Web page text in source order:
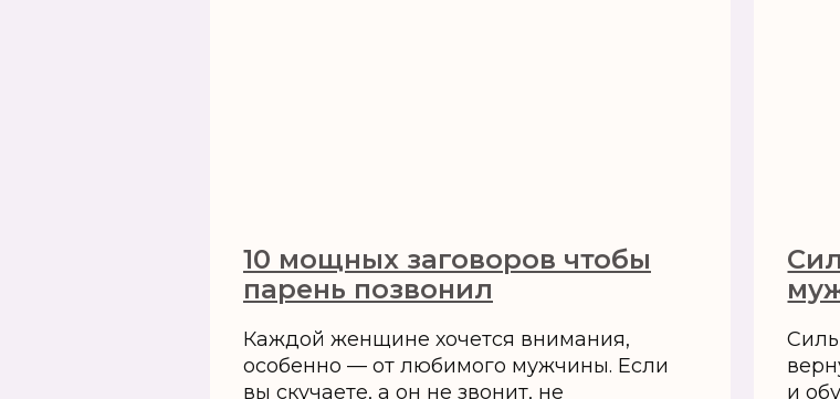
10 мощных заговоров чтобы
парень позвонил
Каждой женщине хочется внимания,
особенно — от любимого мужчины. Если
вы скучаете, а он не звонит, не
и